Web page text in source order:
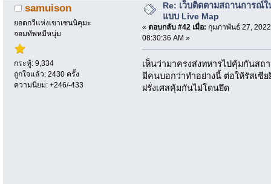
samuison
ยอดกวีแห่งเขาเซนนิคุมะ
จอมทัพหมีหนุ่ม
กระทู้: 9,334
ถูกใจแล้ว: 2430 ครั้ง
ความนิยม: +246/-433
Re: เว็บติดตามสถานการณ์ใ
แบบ Live Map
« ตอบกลับ #42 เมื่อ: กุมภาพันธ์ 27,
08:30:36 AM »
เห็นว่ามาครงส่งทหารไปคุ้มกันสถ
มีคนบอกว่าทำอย่างนี้ ต่อให้รัสเซี
ฝรั่งเศสคุ้มกันไม่โดนยึด